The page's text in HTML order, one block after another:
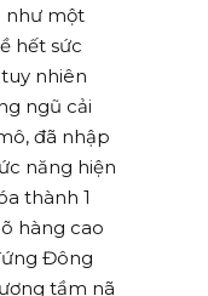
như một
hết sức
nhiên
ngũ cải
đã nhập
năng hiện
thành 1
hàng cao
Đông
tầm nã